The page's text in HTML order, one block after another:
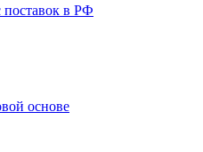
в РФ
основе